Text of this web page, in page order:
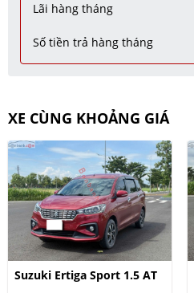
Lãi hàng tháng
Số tiền trả hàng tháng
XE CÙNG KHOẢNG GIÁ
Suzuki Ertiga Sport 1.5 AT